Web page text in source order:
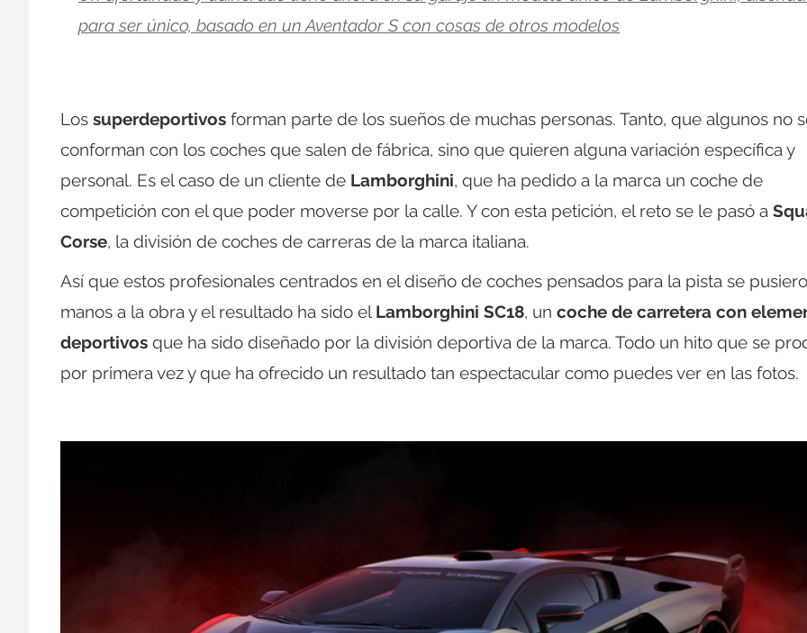
para ser único, basado en un Aventador S con cosas de otros modelos
Los superdeportivos forman parte de los sueños de muchas personas. Tanto, que algunos no
conforman con los coches que salen de fábrica, sino que quieren alguna variación específica y
personal. Es el caso de un cliente de Lamborghini, que ha pedido a la marca un coche de
competición con el que poder moverse por la calle. Y con esta petición, el reto se le pasó a
Corse, la división de coches de carreras de la marca italiana.
Así que estos profesionales centrados en el diseño de coches pensados para la pista se
manos a la obra y el resultado ha sido el Lamborghini SC18, un coche de carretera con
deportivos que ha sido diseñado por la división deportiva de la marca. Todo un hito que se
por primera vez y que ha ofrecido un resultado tan espectacular como puedes ver en las fotos.